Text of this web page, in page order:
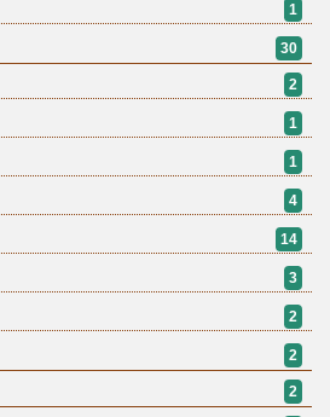
1
30
2
1
1
4
14
3
2
2
2